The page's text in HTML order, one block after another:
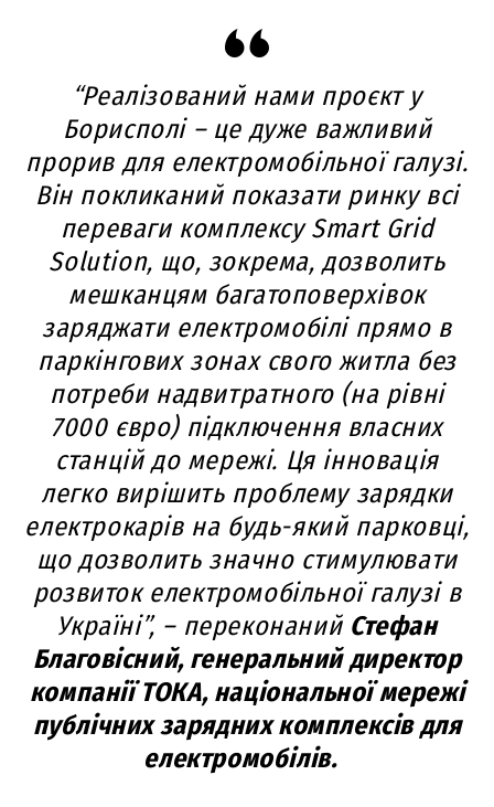
“Реалізований нами проєкт у
Борисполі – це дуже важливий
прорив для електромобільної галузі.
Він покликаний показати ринку всі
переваги комплексу Smart Grid
Solution, що, зокрема, дозволить
мешканцям багатоповерхівок
заряджати електромобілі прямо в
паркінгових зонах свого житла без
потреби надвитратного (на рівні
7000 євро) підключення власних
станцій до мережі. Ця інновація
легко вирішить проблему зарядки
електрокарів на будь-який парковці,
що дозволить значно стимулювати
розвиток електромобільної галузі в
Україні”, – переконаний Стефан
Благовісний, генеральний директор
компанії ТОКА, національної мережі
публічних зарядних комплексів для
електромобілів.